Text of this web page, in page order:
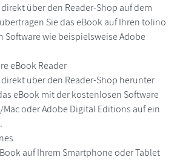
über den Reader-Shop auf dem
Sie das eBook auf Ihren tolino
Software wie beispielsweise Adobe
eBook Reader
über den Reader-Shop herunter
eBook mit der kostenlosen Software
Mac oder Adobe Digital Editions auf ein
auf Ihrem Smartphone oder Tablet